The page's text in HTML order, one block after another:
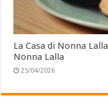
La Casa di Nonna
Nonna Lalla
25/04/2026